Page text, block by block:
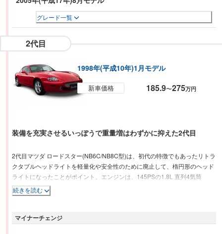
グレード一覧
2代目
1998年(平成10年)1月モデル
新車価格 185.9〜275万円
装備を充実させるいっぽうで重量増はわずかに抑えた2代目
2代目マツダ ロードスター(NB6C/NB8C型)は、初代の特徴でもあったリトラ
クタブルヘッドライトを軽量化や安全性のために廃止して、楕円形のヘッド
ライトになったことがポイント。エンジンは、145PSの1.8L 直列4気筒
DOHCと125PSの1.6L 直列4気筒DOHCの2つをラインナップ。。初代では
ビニールスクリーンだったリアウインドウがガラス製に変更したほか、安全
ー付きシートベルトなど、装備の充実化が図られるいっぽうで、各部の徹底
続きを読む
マイナーチェンジ